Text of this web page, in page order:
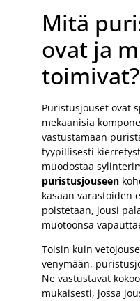
Mitä
ovat ja
toimivat?
Puristusjouset ovat
mekaanisia
vastustamaan
tyypillisesti
muodostaa
puristusjouseen
kasaan varastoiden
poistetaan, jousi
muotoonsa
Toisin kuin
venymään,
Ne vastustavat
mukaisesti, jossa